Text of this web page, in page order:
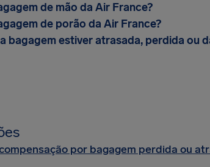
de mão da Air France?
de porão da Air France?
bagagem estiver atrasada, perdida ou
por bagagem perdida ou